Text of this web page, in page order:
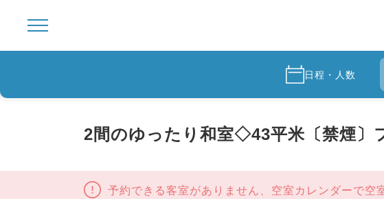
日程・人数
2間のゆったり和室◇43平米〔禁煙〕
予約できる客室がありません、空室カレンダーで空